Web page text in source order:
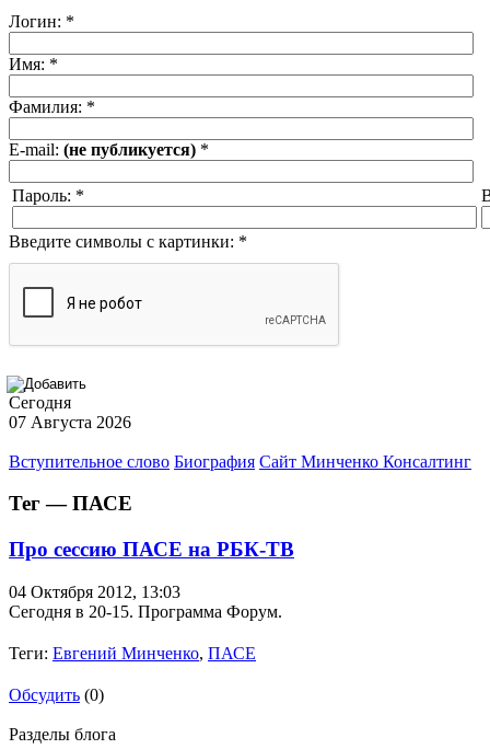
Логин: *
Имя: *
Фамилия: *
E-mail: (не публикуется) *
Пароль: *
Введите символы с картинки: *
Сегодня
07 Августа 2026
Вступительное слово Биография Сайт Минченко Консалтинг
Тег — ПАСЕ
Про сессию ПАСЕ на РБК-ТВ
04 Октября 2012, 13:03
Сегодня в 20-15. Программа Форум.
Теги: Евгений Минченко, ПАСЕ
Обсудить (0)
Разделы блога